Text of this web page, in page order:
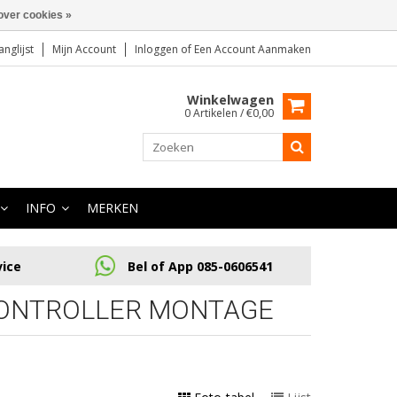
Mijn Account Inloggen of Een Account Aanmaken
Winkelwagen
0 Artikelen / €0,00
INFO MERKEN
Bel of App 085-0606541
MONTAGE
cookies »